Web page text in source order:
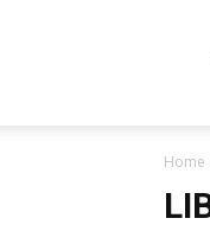
Home